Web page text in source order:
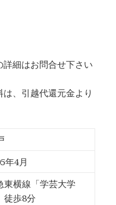
細はお問合せ下さい
、引越代還元金より
年4月
東横線「学芸大学
徒歩8分